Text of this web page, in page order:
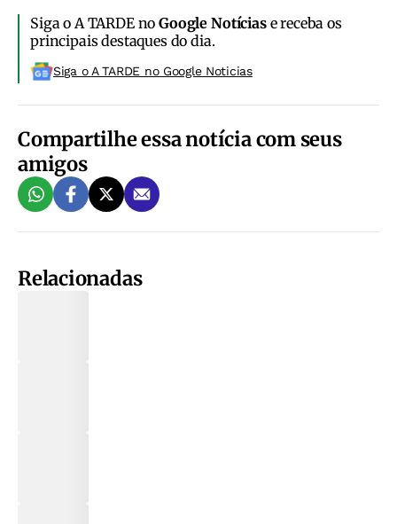
Siga o A TARDE noGoogle Notíciase receba os
principais destaques do dia.
Siga o A TARDE no Google Noticias
Compartilhe essa notícia com seus
amigos
Relacionadas